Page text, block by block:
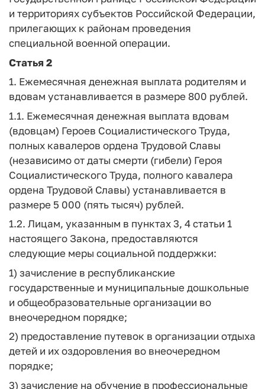
и территориях субъектов Российской Федерации,
прилегающих к районам проведения
специальной военной операции.
Статья 2
1. Ежемесячная денежная выплата родителям и
вдовам устанавливается в размере 800 рублей.
1.1. Ежемесячная денежная выплата вдовам
(вдовцам) Героев Социалистического Труда,
полных кавалеров ордена Трудовой Славы
(независимо от даты смерти (гибели) Героя
Социалистического Труда, полного кавалера
ордена Трудовой Славы) устанавливается в
размере 5 000 (пять тысяч) рублей.
1.2. Лицам, указанным в пунктах 3, 4 статьи 1
настоящего Закона, предоставляются
следующие меры социальной поддержки:
1) зачисление в республиканские
государственные и муниципальные дошкольные
и общеобразовательные организации во
внеочередном порядке;
2) предоставление путевок в организации отдыха
детей и их оздоровления во внеочередном
порядке;
3) зачисление на обучение в профессиональные